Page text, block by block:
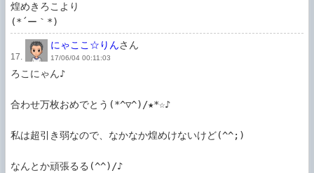
煌めきろこより
(*´ー｀*)
17.
にゃここ☆りんさん
17/06/04 00:11:03
ろこにゃん♪
合わせ万枚おめでとう(*^▽^)/★*☆♪
私は超引き弱なので、なかなか煌めけないけど(^^;)
なんとか頑張るる(^^)/♪